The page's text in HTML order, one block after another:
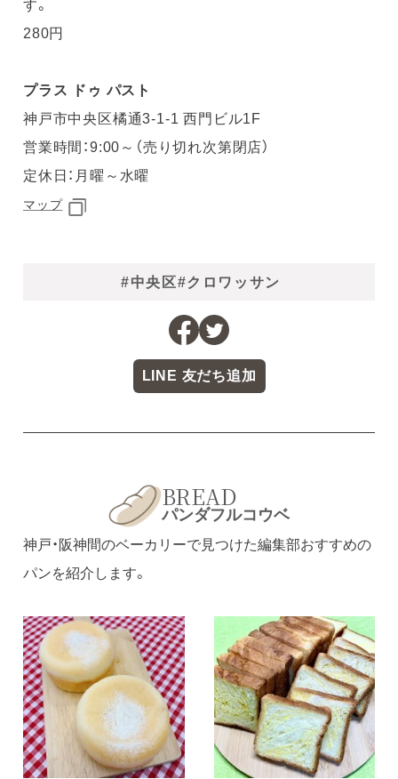
す。
280円
プラス ドゥ パスト
神戸市中央区橘通3-1-1 西門ビル1F
営業時間：9:00～（売り切れ次第閉店）
定休日：月曜～水曜
マップ
#中央区#クロワッサン
LINE 友だち追加
BREAD
パンダフルコウベ
神戸・阪神間のベーカリーで見つけた編集部おすすめの
パンを紹介します。